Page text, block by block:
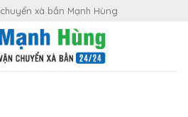
xà bần Mạnh Hùng